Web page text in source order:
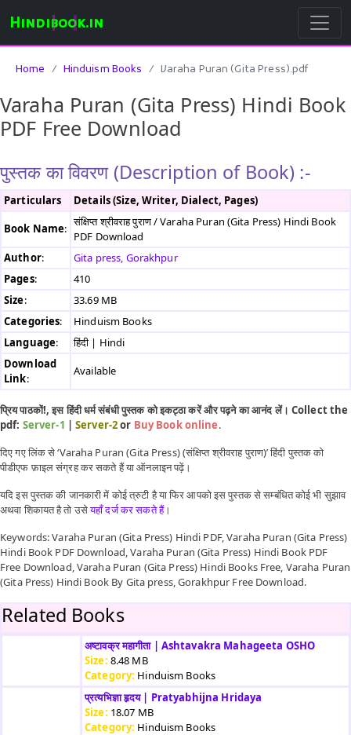
Hindibook.in
Home Hinduism Books Varaha Puran (Gita Press).pdf
Varaha Puran (Gita Press) Hindi Book
PDF Free Download
पुस्तक का विवरण (Description of Book) :-
Particulars
Details (Size, Writer, Dialect, Pages)
Book Name: संक्षिप्त श्रीवराह पुराण / Varaha Puran (Gita Press) Hindi Book
PDF Download
Author:
Gita press, Gorakhpur
Pages:
410
Size:
33.69 MB
Categories:
Hinduism Books
Language:
हिंदी | Hindi
Download
Link:
Available
प्रिय पाठकों!, इस हिंदी धर्म संबंधी पुस्तक को इकट्ठा करें और पढ़ने का आनंद लें। Collect the
pdf: Server-1 |Server-2or Buy Book online.
दिए गए लिंक से ‘Varaha Puran (Gita Press) (संक्षिप्त श्रीवराह पुराण)’ हिंदी पुस्तक को
पीडीएफ फ़ाइल संग्रह कर सकते हैं या ऑनलाइन पढ़ें।
यदि इस पुस्तक की जानकारी में कोई त्रुटी है या फिर आपको इस पुस्तक से सम्बंधित कोई भी सुझाव
अथवा शिकायत है तो उसेयहाँ दर्ज कर सकते हैं।
Keywords: Varaha Puran (Gita Press) Hindi PDF, Varaha Puran (Gita Press)
Hindi Book PDF Download, Varaha Puran (Gita Press) Hindi Book PDF
Free Download, Varaha Puran (Gita Press) Hindi Books Free, Varaha Puran
(Gita Press) Hindi Book By Gita press, Gorakhpur Free Download.
Related Books
अष्टावक्र महागीता | Ashtavakra Mahageeta OSHO
Size: 8.48 MB
Category: Hinduism Books
प्रत्यभिज्ञा हृदय | Pratyabhijna Hridaya
Size: 18.07 MB
Category: Hinduism Books